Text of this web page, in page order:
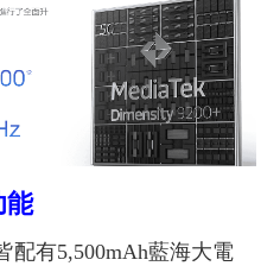
能
配有5,500mAh藍海大電